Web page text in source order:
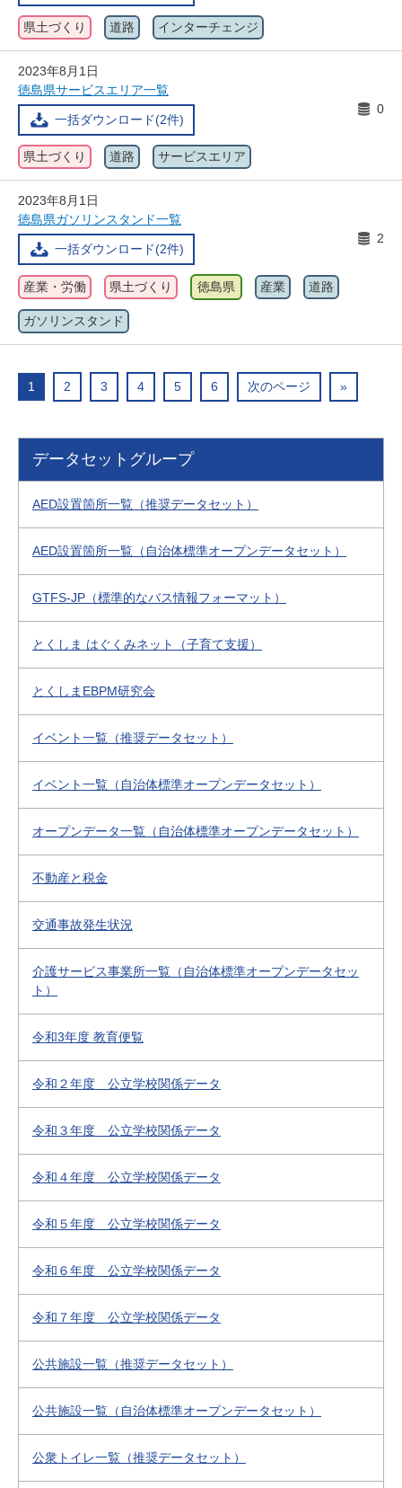
県土づくり 道路 インターチェンジ
2023年8月1日
徳島県サービスエリア一覧
一括ダウンロード(2件)
0
県土づくり 道路 サービスエリア
2023年8月1日
徳島県ガソリンスタンド一覧
一括ダウンロード(2件)
2
産業・労働 県土づくり 徳島県 産業 道路
ガソリンスタンド
1 2 3 4 5 6 次のページ »
データセットグループ
AED設置箇所一覧（推奨データセット）
AED設置箇所一覧（自治体標準オープンデータセット）
GTFS-JP（標準的なバス情報フォーマット）
とくしま はぐくみネット（子育て支援）
とくしまEBPM研究会
イベント一覧（推奨データセット）
イベント一覧（自治体標準オープンデータセット）
オープンデータ一覧（自治体標準オープンデータセット）
不動産と税金
交通事故発生状況
介護サービス事業所一覧（自治体標準オープンデータセッ
ト）
令和3年度 教育便覧
令和２年度 公立学校関係データ
令和３年度 公立学校関係データ
令和４年度 公立学校関係データ
令和５年度 公立学校関係データ
令和６年度 公立学校関係データ
令和７年度 公立学校関係データ
公共施設一覧（推奨データセット）
公共施設一覧（自治体標準オープンデータセット）
公衆トイレ一覧（推奨データセット）